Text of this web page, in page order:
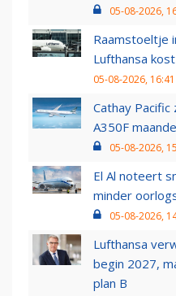
05-08-2026,
Raamstoeltje
Lufthansa
05-08-2026, 16:41
Cathay
A350F
05-08-2026,
El Al noteert
minder
05-08-2026,
Lufthansa
begin 2027,
plan B